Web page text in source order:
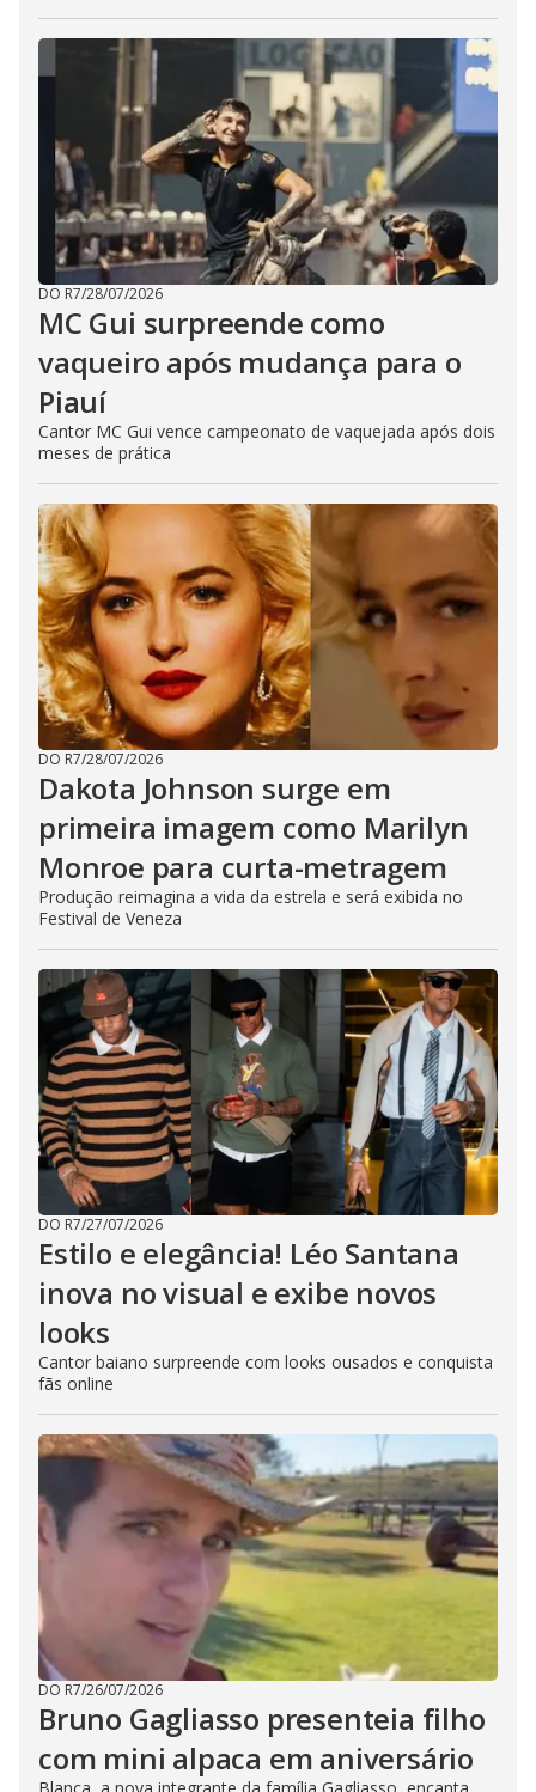
DO R7/28/07/2026
MC Gui surpreende como
vaqueiro após mudança para o
Piauí
Cantor MC Gui vence campeonato de vaquejada após dois
meses de prática
DO R7/28/07/2026
Dakota Johnson surge em
primeira imagem como Marilyn
Monroe para curta-metragem
Produção reimagina a vida da estrela e será exibida no
Festival de Veneza
DO R7/27/07/2026
Estilo e elegância! Léo Santana
inova no visual e exibe novos
looks
Cantor baiano surpreende com looks ousados e conquista
fãs online
DO R7/26/07/2026
Bruno Gagliasso presenteia filho
com mini alpaca em aniversário